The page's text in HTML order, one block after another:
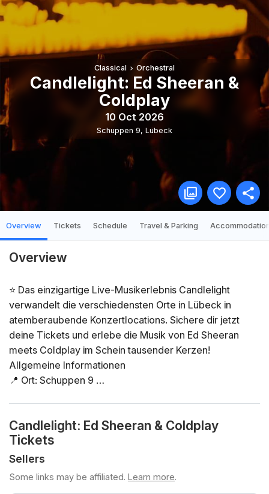
Classical Orchestral
Candlelight: Ed Sheeran &
Coldplay
10 Oct 2026
Schuppen 9, Lübeck
Overview Tickets Schedule Travel & Parking
Overview
⭐ Das einzigartige Live-Musikerlebnis Candlelight
verwandelt die verschiedensten Orte in Lübeck in
atemberaubende Konzertlocations. Sichere dir jetzt
deine Tickets und erlebe die Musik von Ed Sheeran
meets Coldplay im Schein tausender Kerzen!
Allgemeine Informationen
📍 Ort: Schuppen 9
⏳ Dauer: 60 Minuten. Es ist keine Pause vorgesehen.
Einlass ist 30 Minuten vor Beginn des Konzerts. Ein
verspäteter Einlass nach Konzertbeginn ist nicht
möglich!
👤 Altersbeschränkung: Kein Zutritt unter 8 Jahren.
Candlelight: Ed Sheeran & Coldplay
Tickets
Sellers
Some links may be affiliated. Learn more.